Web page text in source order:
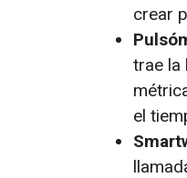
crear
trae la
el